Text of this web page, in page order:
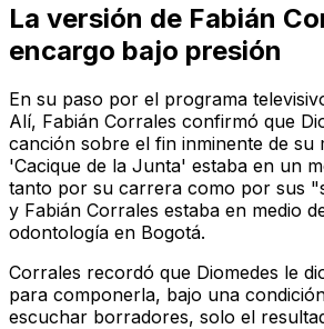
La versión de Fabián
encargo bajo presión
En su paso por el programa
Alí, Fabián Corrales confirmó que
canción sobre el fin inminente de su
'Cacique de la Junta' estaba en un
tanto por su carrera como por sus
y Fabián Corrales estaba en medio
odontología en Bogotá.
Corrales recordó que Diomedes le
para componerla, bajo una
escuchar borradores, solo el